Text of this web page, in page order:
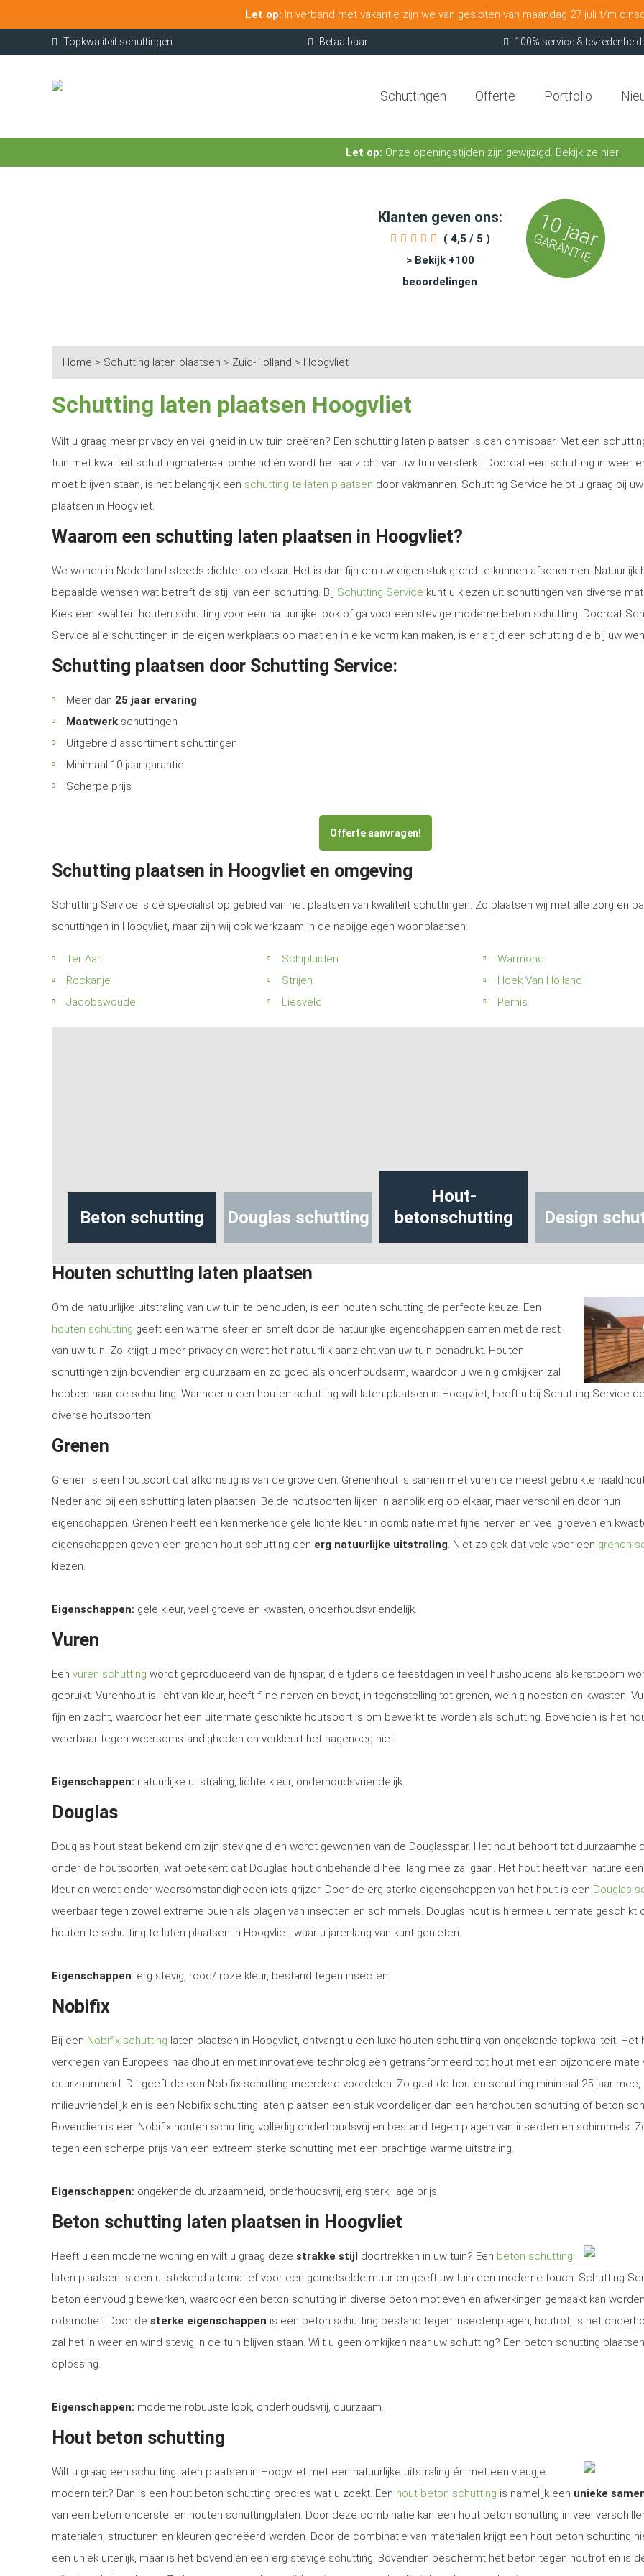
Let op: In verband met vakantie zijn we van gesloten van maandag 27 juli t/m
Topkwaliteit schuttingen Betaalbaar 100% service &
Schuttingen Offerte Portfolio
Let op: Onze openingstijden zijn gewijzigd. Bekijk ze hier!
Klanten geven ons:
( 4,5 / 5 )
> Bekijk +100
beoordelingen
10 jaar
GARANTIE
Home > Schutting laten plaatsen > Zuid-Holland > Hoogvliet
Schutting laten plaatsen Hoogvliet
Wilt u graag meer privacy en veiligheid in uw tuin creëren? Een schutting laten plaatsen is dan onmisbaar. Met een
tuin met kwaliteit schuttingmateriaal omheind én wordt het aanzicht van uw tuin versterkt. Doordat een schutting in weer
moet blijven staan, is het belangrijk een schutting te laten plaatsen door vakmannen. Schutting Service helpt u graag bij
plaatsen in Hoogvliet.
Waarom een schutting laten plaatsen in Hoogvliet?
We wonen in Nederland steeds dichter op elkaar. Het is dan fijn om uw eigen stuk grond te kunnen afschermen. Natuurlijk
bepaalde wensen wat betreft de stijl van een schutting. Bij Schutting Service kunt u kiezen uit schuttingen van diverse
Kies een kwaliteit houten schutting voor een natuurlijke look of ga voor een stevige moderne beton schutting. Doordat
Service alle schuttingen in de eigen werkplaats op maat en in elke vorm kan maken, is er altijd een schutting die bij uw
Schutting plaatsen door Schutting Service:
Meer dan 25 jaar ervaring
Maatwerk schuttingen
Uitgebreid assortiment schuttingen
Minimaal 10 jaar garantie
Scherpe prijs
Offerte aanvragen!
Schutting plaatsen in Hoogvliet en omgeving
Schutting Service is dé specialist op gebied van het plaatsen van kwaliteit schuttingen. Zo plaatsen wij met alle zorg en
schuttingen in Hoogvliet, maar zijn wij ook werkzaam in de nabijgelegen woonplaatsen:
Ter Aar Schipluiden
Warmond
Rockanje
Strijen
Hoek Van Holland
Jacobswoude
Liesveld Pernis
Beton schutting Douglas schutting
Hout-
betonschutting
Design
Houten schutting laten plaatsen
Om de natuurlijke uitstraling van uw tuin te behouden, is een houten schutting de perfecte keuze. Een
houten schutting geeft een warme sfeer en smelt door de natuurlijke eigenschappen samen met de rest
van uw tuin. Zo krijgt u meer privacy en wordt het natuurlijk aanzicht van uw tuin benadrukt. Houten
schuttingen zijn bovendien erg duurzaam en zo goed als onderhoudsarm, waardoor u weinig omkijken zal
hebben naar de schutting. Wanneer u een houten schutting wilt laten plaatsen in Hoogvliet, heeft u bij Schutting Service
diverse houtsoorten:
Grenen
Grenen is een houtsoort dat afkomstig is van de grove den. Grenenhout is samen met vuren de meest gebruikte
Nederland bij een schutting laten plaatsen. Beide houtsoorten lijken in aanblik erg op elkaar, maar verschillen door hun
eigenschappen. Grenen heeft een kenmerkende gele lichte kleur in combinatie met fijne nerven en veel groeven en
eigenschappen geven een grenen hout schutting een erg natuurlijke uitstraling. Niet zo gek dat vele voor een grenen
kiezen.
Eigenschappen: gele kleur, veel groeve en kwasten, onderhoudsvriendelijk.
Vuren
Een vuren schutting wordt geproduceerd van de fijnspar, die tijdens de feestdagen in veel huishoudens als kerstboom
gebruikt. Vurenhout is licht van kleur, heeft fijne nerven en bevat, in tegenstelling tot grenen, weinig noesten en kwasten.
fijn en zacht, waardoor het een uitermate geschikte houtsoort is om bewerkt te worden als schutting. Bovendien is het
weerbaar tegen weersomstandigheden en verkleurt het nagenoeg niet.
Eigenschappen: natuurlijke uitstraling, lichte kleur, onderhoudsvriendelijk.
Douglas
Douglas hout staat bekend om zijn stevigheid en wordt gewonnen van de Douglasspar. Het hout behoort tot
onder de houtsoorten, wat betekent dat Douglas hout onbehandeld heel lang mee zal gaan. Het hout heeft van nature
kleur en wordt onder weersomstandigheden iets grijzer. Door de erg sterke eigenschappen van het hout is een Douglas
weerbaar tegen zowel extreme buien als plagen van insecten en schimmels. Douglas hout is hiermee uitermate geschikt
houten te schutting te laten plaatsen in Hoogvliet, waar u jarenlang van kunt genieten.
Eigenschappen: erg stevig, rood/ roze kleur, bestand tegen insecten.
Nobifix
Bij een Nobifix schutting laten plaatsen in Hoogvliet, ontvangt u een luxe houten schutting van ongekende topkwaliteit. Het
verkregen van Europees naaldhout en met innovatieve technologieën getransformeerd tot hout met een bijzondere mate
duurzaamheid. Dit geeft de een Nobifix schutting meerdere voordelen. Zo gaat de houten schutting minimaal 25 jaar mee,
milieuvriendelijk en is een Nobifix schutting laten plaatsen een stuk voordeliger dan een hardhouten schutting of beton
Bovendien is een Nobifix houten schutting volledig onderhoudsvrij en bestand tegen plagen van insecten en schimmels.
tegen een scherpe prijs van een extreem sterke schutting met een prachtige warme uitstraling.
Eigenschappen: ongekende duurzaamheid, onderhoudsvrij, erg sterk, lage prijs.
Beton schutting laten plaatsen in Hoogvliet
Heeft u een moderne woning en wilt u graag deze strakke stijl doortrekken in uw tuin? Een beton schutting
laten plaatsen is een uitstekend alternatief voor een gemetselde muur en geeft uw tuin een moderne touch. Schutting
beton eenvoudig bewerken, waardoor een beton schutting in diverse beton motieven en afwerkingen gemaakt kan
rotsmotief. Door de sterke eigenschappen is een beton schutting bestand tegen insectenplagen, houtrot, is het
zal het in weer en wind stevig in de tuin blijven staan. Wilt u geen omkijken naar uw schutting? Een beton schutting
oplossing.
Eigenschappen: moderne robuuste look, onderhoudsvrij, duurzaam.
Hout beton schutting
Wilt u graag een schutting laten plaatsen in Hoogvliet met een natuurlijke uitstraling én met een vleugje
moderniteit? Dan is een hout beton schutting precies wat u zoekt. Een hout beton schutting is namelijk een unieke
van een beton onderstel en houten schuttingplaten. Door deze combinatie kan een hout beton schutting in veel
materialen, structuren en kleuren gecreëerd worden. Door de combinatie van materialen krijgt een hout beton schutting
een uniek uiterlijk, maar is het bovendien een erg stevige schutting. Bovendien beschermt het beton tegen houtrot en is